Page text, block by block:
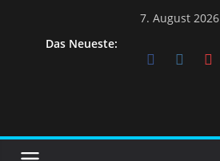
7. August 2026
Das Neueste: